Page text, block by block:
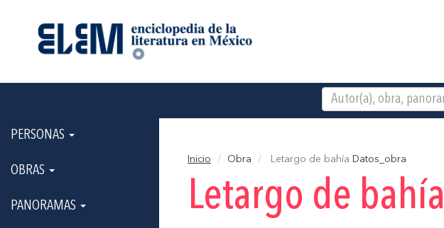
PERSONAS
OBRAS
PANORAMAS
Inicio Obra Letargo de bahía Datos_obra
Letargo de bahía